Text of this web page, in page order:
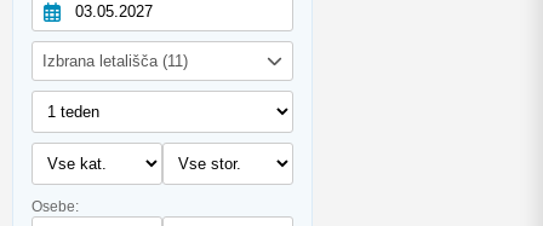
Izbrana letališča (11)
Osebe: